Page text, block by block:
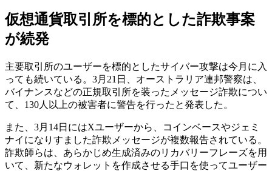
仮想通貨取引所を標的とした詐欺事案
が続発
主要取引所のユーザーを標的としたサイバー攻撃は今月に入
っても続いている。3月21日、オーストラリア連邦警察は、
バイナンスなどの正規取引所を装ったメッセージ詐欺につい
て、130人以上の被害者に警告を行ったと発表した。
また、3月14日にはXユーザーから、コインベースやジェミ
ナイになりすました詐欺メッセージが複数報告されている。
詐欺師らは、あらかじめ生成済みのリカバリーフレーズを用
いて、新たなウォレットを作成させる手口を使ってユーザー